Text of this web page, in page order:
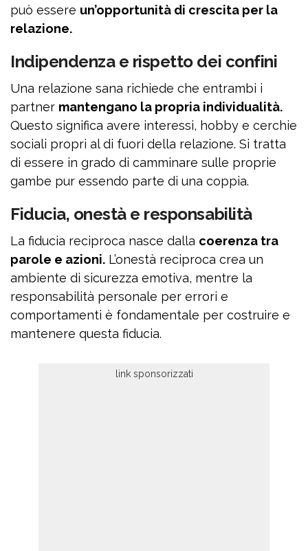
può essere un’opportunità di crescita per la
relazione.
Indipendenza e rispetto dei confini
Una relazione sana richiede che entrambi i
partner mantengano la propria individualità.
Questo significa avere interessi, hobby e cerchie
sociali propri al di fuori della relazione. Si tratta
di essere in grado di camminare sulle proprie
gambe pur essendo parte di una coppia.
Fiducia, onestà e responsabilità
La fiducia reciproca nasce dalla coerenza tra
parole e azioni. L’onestà reciproca crea un
ambiente di sicurezza emotiva, mentre la
responsabilità personale per errori e
comportamenti è fondamentale per costruire e
mantenere questa fiducia.